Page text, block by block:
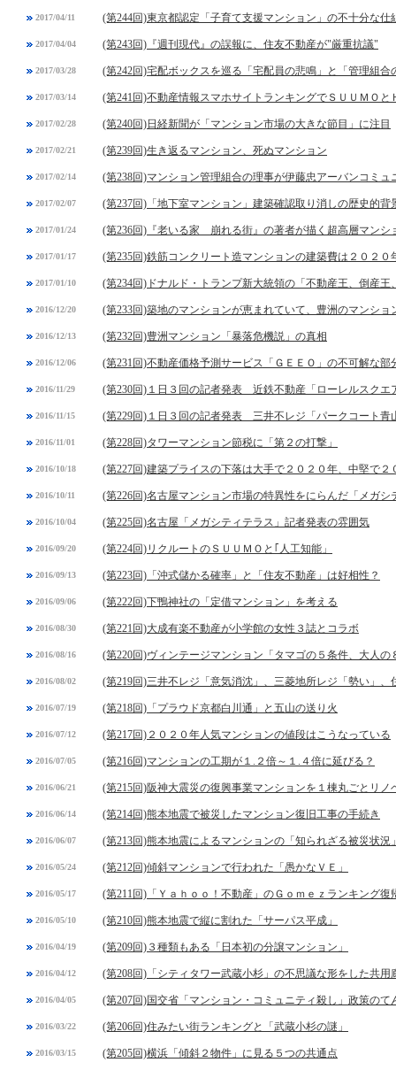
2017/04/11 (第244回)東京都認定「子育て支援マンション」の不十分な仕
2017/04/04 (第243回)『週刊現代』の誤報に、住友不動産が"厳重抗議"
2017/03/28 (第242回)宅配ボックスを巡る「宅配員の悲鳴」と「管理組合
2017/03/14 (第241回)不動産情報スマホサイトランキングでＳＵＵＭＯと
2017/02/28 (第240回)日経新聞が「マンション市場の大きな節目」に注目
2017/02/21 (第239回)生き返るマンション、死ぬマンション
2017/02/14 (第238回)マンション管理組合の理事が伊藤忠アーバンコミュ
2017/02/07 (第237回)「地下室マンション」建築確認取り消しの歴史的背
2017/01/24 (第236回)『老いる家 崩れる街』の著者が描く超高層マンシ
2017/01/17 (第235回)鉄筋コンクリート造マンションの建築費は２０２０
2017/01/10 (第234回)ドナルド・トランプ新大統領の「不動産王、倒産王
2016/12/20 (第233回)築地のマンションが恵まれていて、豊洲のマンショ
2016/12/13 (第232回)豊洲マンション「暴落危機説」の真相
2016/12/06 (第231回)不動産価格予測サービス「ＧＥＥＯ」の不可解な部
2016/11/29 (第230回)１日３回の記者発表 近鉄不動産「ローレルスクエ
2016/11/15 (第229回)１日３回の記者発表 三井不レジ「パークコート青
2016/11/01 (第228回)タワーマンション節税に「第２の打撃」
2016/10/18 (第227回)建築プライスの下落は大手で２０２０年、中堅で２
2016/10/11 (第226回)名古屋マンション市場の特異性をにらんだ「メガシ
2016/10/04 (第225回)名古屋「メガシティテラス」記者発表の雰囲気
2016/09/20 (第224回)リクルートのＳＵＵＭＯと｢人工知能」
2016/09/13 (第223回)「沖式儲かる確率」と「住友不動産」は好相性？
2016/09/06 (第222回)下鴨神社の「定借マンション」を考える
2016/08/30 (第221回)大成有楽不動産が小学館の女性３誌とコラボ
2016/08/16 (第220回)ヴィンテージマンション「タマゴの５条件、大人の
2016/08/02 (第219回)三井不レジ「意気消沈」、三菱地所レジ「勢い」、
2016/07/19 (第218回)「プラウド京都白川通」と五山の送り火
2016/07/12 (第217回)２０２０年人気マンションの値段はこうなっている
2016/07/05 (第216回)マンションの工期が１.２倍～１.４倍に延びる？
2016/06/21 (第215回)阪神大震災の復興事業マンションを１棟丸ごとリノ
2016/06/14 (第214回)熊本地震で被災したマンション復旧工事の手続き
2016/06/07 (第213回)熊本地震によるマンションの「知られざる被災状況
2016/05/24 (第212回)傾斜マンションで行われた「愚かなＶＥ」
2016/05/17 (第211回)「Ｙａｈｏｏ！不動産」のＧｏｍｅｚランキング復
2016/05/10 (第210回)熊本地震で縦に割れた「サーパス平成」
2016/04/19 (第209回)３種類もある「日本初の分譲マンション」
2016/04/12 (第208回)「シティタワー武蔵小杉」の不思議な形をした共用
2016/04/05 (第207回)国交省「マンション・コミュニティ殺し」政策のて
2016/03/22 (第206回)住みたい街ランキングと「武蔵小杉の謎」
2016/03/15 (第205回)横浜「傾斜２物件」に見る５つの共通点